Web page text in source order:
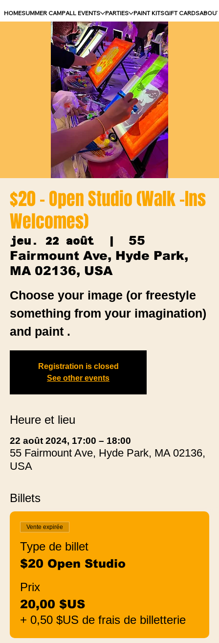
HOMESUMMER CAMPALL EVENTS PARTIES PAINT KITSGIFT CARDS
$20 - Open Studio (Walk -Ins
Welcomes)
jeu. 22 août
  |
55
Fairmount Ave, Hyde Park,
MA 02136, USA
Choose your image (or freestyle
something from your imagination)
and paint .
Registration is closed
See other events
Heure et lieu
22 août 2024, 17:00 – 18:00
55 Fairmount Ave, Hyde Park, MA 02136,
USA
Billets
Vente expirée
Type de billet
$20 Open Studio
Prix
20,00 $US
+ 0,50 $US de frais de billetterie